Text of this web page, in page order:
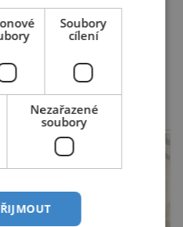
jako bezohlednost
k protistraně.
že za to lidé, kteří
úplně nemohou.
nedochvilnosti? A
›
Soubory
cílení
Nezařazené
soubory